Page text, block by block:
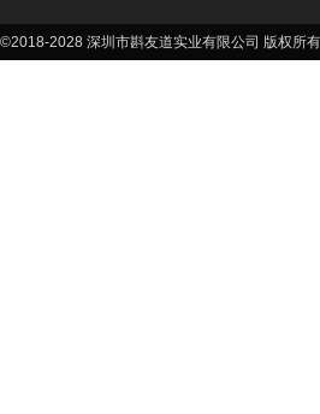
©2018-2028 深圳市斟友道实业有限公司 版权所